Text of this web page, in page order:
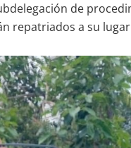
de
repatriados a su